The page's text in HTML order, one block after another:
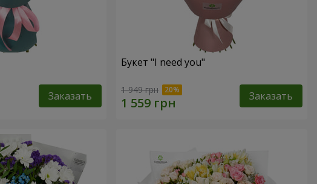
Заказать
Букет "I need you"
1 949 грн Заказать